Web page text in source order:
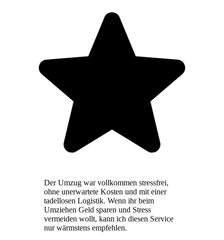
Der Umzug war vollkommen stressfrei,
ohne unerwartete Kosten und mit einer
tadellosen Logistik. Wenn ihr beim
Umziehen Geld sparen und Stress
vermeiden wollt, kann ich diesen Service
nur wärmstens empfehlen.